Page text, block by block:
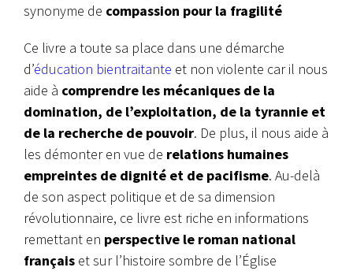
synonyme de compassion pour la fragilité
Ce livre a toute sa place dans une démarche
d’éducation bientraitante et non violente car il nous
aide à comprendre les mécaniques de la
domination, de l’exploitation, de la tyrannie et
de la recherche de pouvoir. De plus, il nous aide à
les démonter en vue de relations humaines
empreintes de dignité et de pacifisme. Au-delà
de son aspect politique et de sa dimension
révolutionnaire, ce livre est riche en informations
remettant en perspective le roman national
français et sur l’histoire sombre de l’Église